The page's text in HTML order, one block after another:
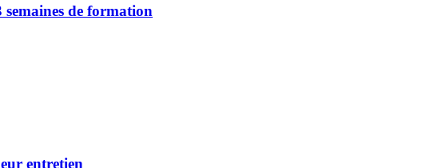
semaines de formation
entretien